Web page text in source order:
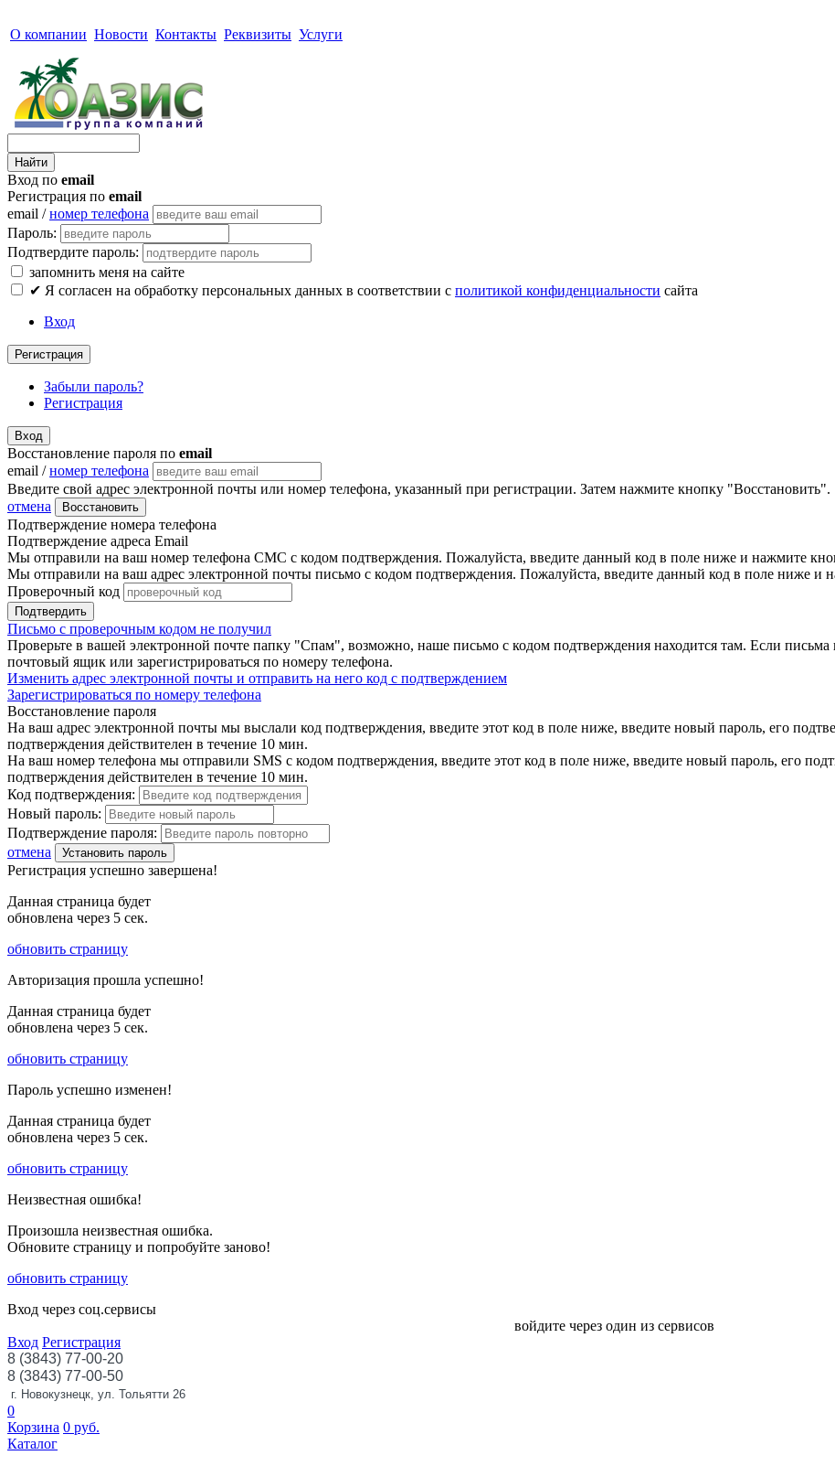
О компании Новости Контакты Реквизиты Услуги
Вход по email
Регистрация по email
email /номер телефона
Пароль:
Подтвердите пароль:
запомнить меня на сайте
✔ Я согласен на обработку персональных данных в соответствии с политикой конфиденциальности сайта
Вход
Регистрация
Забыли пароль?
Регистрация
Вход
Восстановление пароля по email
email /номер телефона
Введите свой адрес электронной почты или номер телефона, указанный при регистрации. Затем нажмите кнопку "Восстановить".
отмена
Восстановить
Подтверждение номера телефона
Подтверждение адреса Email
Мы отправили на ваш номер телефона СМС с кодом подтверждения. Пожалуйста, введите данный код в поле ниже и нажмите
Мы отправили на ваш адрес электронной почты письмо с кодом подтверждения. Пожалуйста, введите данный код в поле ниже и
Проверочный код
Подтвердить
Письмо с проверочным кодом не получил
Проверьте в вашей электронной почте папку "Спам", возможно, наше письмо с кодом подтверждения находится там. Если
почтовый ящик или зарегистрироваться по номеру телефона.
Изменить адрес электронной почты и отправить на него код с подтверждением
Зарегистрироваться по номеру телефона
Восстановление пароля
На ваш адрес электронной почты мы выслали код подтверждения, введите этот код в поле ниже, введите новый пароль, его
подтверждения действителен в течение 10 мин.
На ваш номер телефона мы отправили SMS с кодом подтверждения, введите этот код в поле ниже, введите новый пароль, его
подтверждения действителен в течение 10 мин.
Код подтверждения:
Новый пароль:
Подтверждение пароля:
отмена
Установить пароль
Регистрация успешно завершена!
Данная страница будет
обновлена через 5 сек.
обновить страницу
Авторизация прошла успешно!
Данная страница будет
обновлена через 5 сек.
обновить страницу
Пароль успешно изменен!
Данная страница будет
обновлена через 5 сек.
обновить страницу
Неизвестная ошибка!
Произошла неизвестная ошибка.
Обновите страницу и попробуйте заново!
обновить страницу
Вход через соц.сервисы
войдите через один из сервисов
Вход Регистрация
8 (3843) 77-00-20
8 (3843) 77-00-50
г. Новокузнецк, ул. Тольятти 26
0
Корзина 0 руб.
Каталог